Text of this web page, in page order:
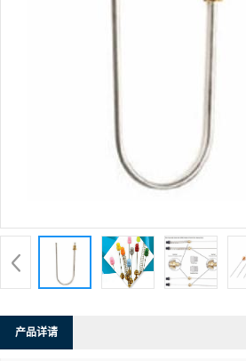
产品详请